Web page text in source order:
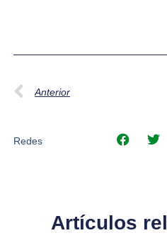
Anterior
Redes
Artículos